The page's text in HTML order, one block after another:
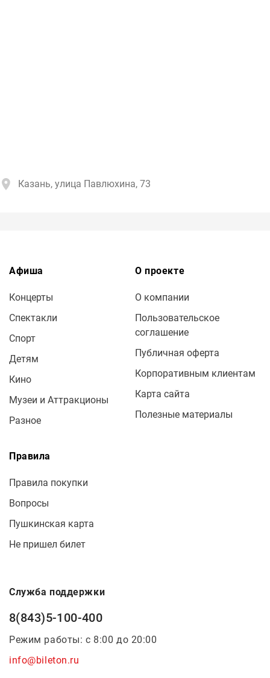
Казань, улица Павлюхина, 73
Афиша
Концерты
Спектакли
Спорт
Детям
Кино
Музеи и Аттракционы
Разное
О проекте
О компании
Пользовательское
соглашение
Публичная оферта
Корпоративным клиентам
Карта сайта
Полезные материалы
Правила
Правила покупки
Вопросы
Пушкинская карта
Не пришел билет
Служба поддержки
8(843)5-100-400
Режим работы: с 8:00 до 20:00
info@bileton.ru